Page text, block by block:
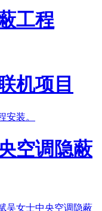
工程
机项目
空调隐蔽